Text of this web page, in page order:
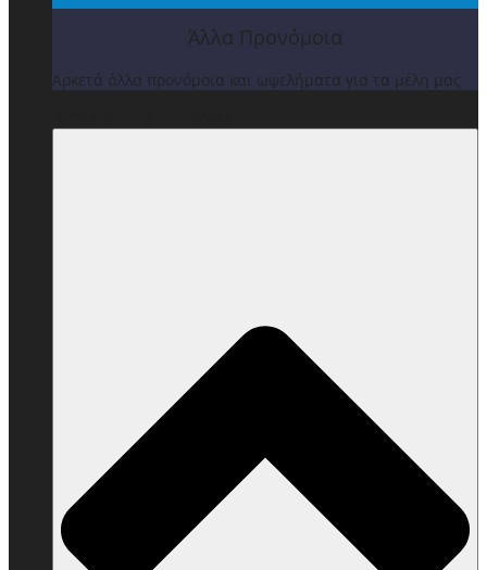
Άλλα Προνόμοια
Αρκετά άλλα προνόμοια και ωφελήματα για τα μέλη μας